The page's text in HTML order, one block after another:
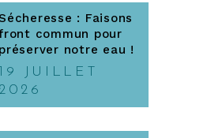
Sécheresse : Faisons
commun pour
préserver notre eau !
19 JUILLET
2026